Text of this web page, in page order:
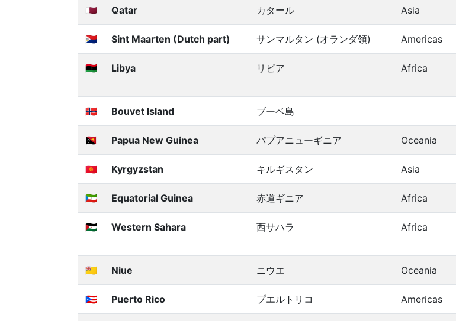
🇶🇦 Qatar カタール Asia
🇸🇽 Sint Maarten (Dutch part) サンマルタン (オランダ領) Americas
🇱🇾 Libya リビア Africa
🇧🇻 Bouvet Island ブーベ島
🇵🇬 Papua New Guinea パプアニューギニア Oceania
🇰🇬 Kyrgyzstan キルギスタン Asia
🇬🇶 Equatorial Guinea 赤道ギニア Africa
🇪🇭 Western Sahara 西サハラ Africa
🇳🇺 Niue ニウエ Oceania
🇵🇷 Puerto Rico プエルトリコ Americas